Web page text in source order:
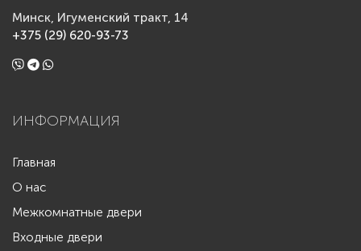
Минск, Игуменский тракт, 14
+375 (29) 620-93-73
ИНФОРМАЦИЯ
Главная
О нас
Межкомнатные двери
Входные двери